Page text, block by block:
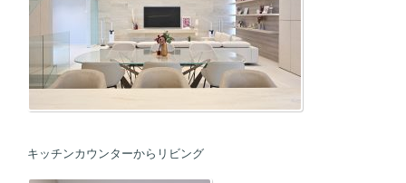
キッチンカウンターからリビング